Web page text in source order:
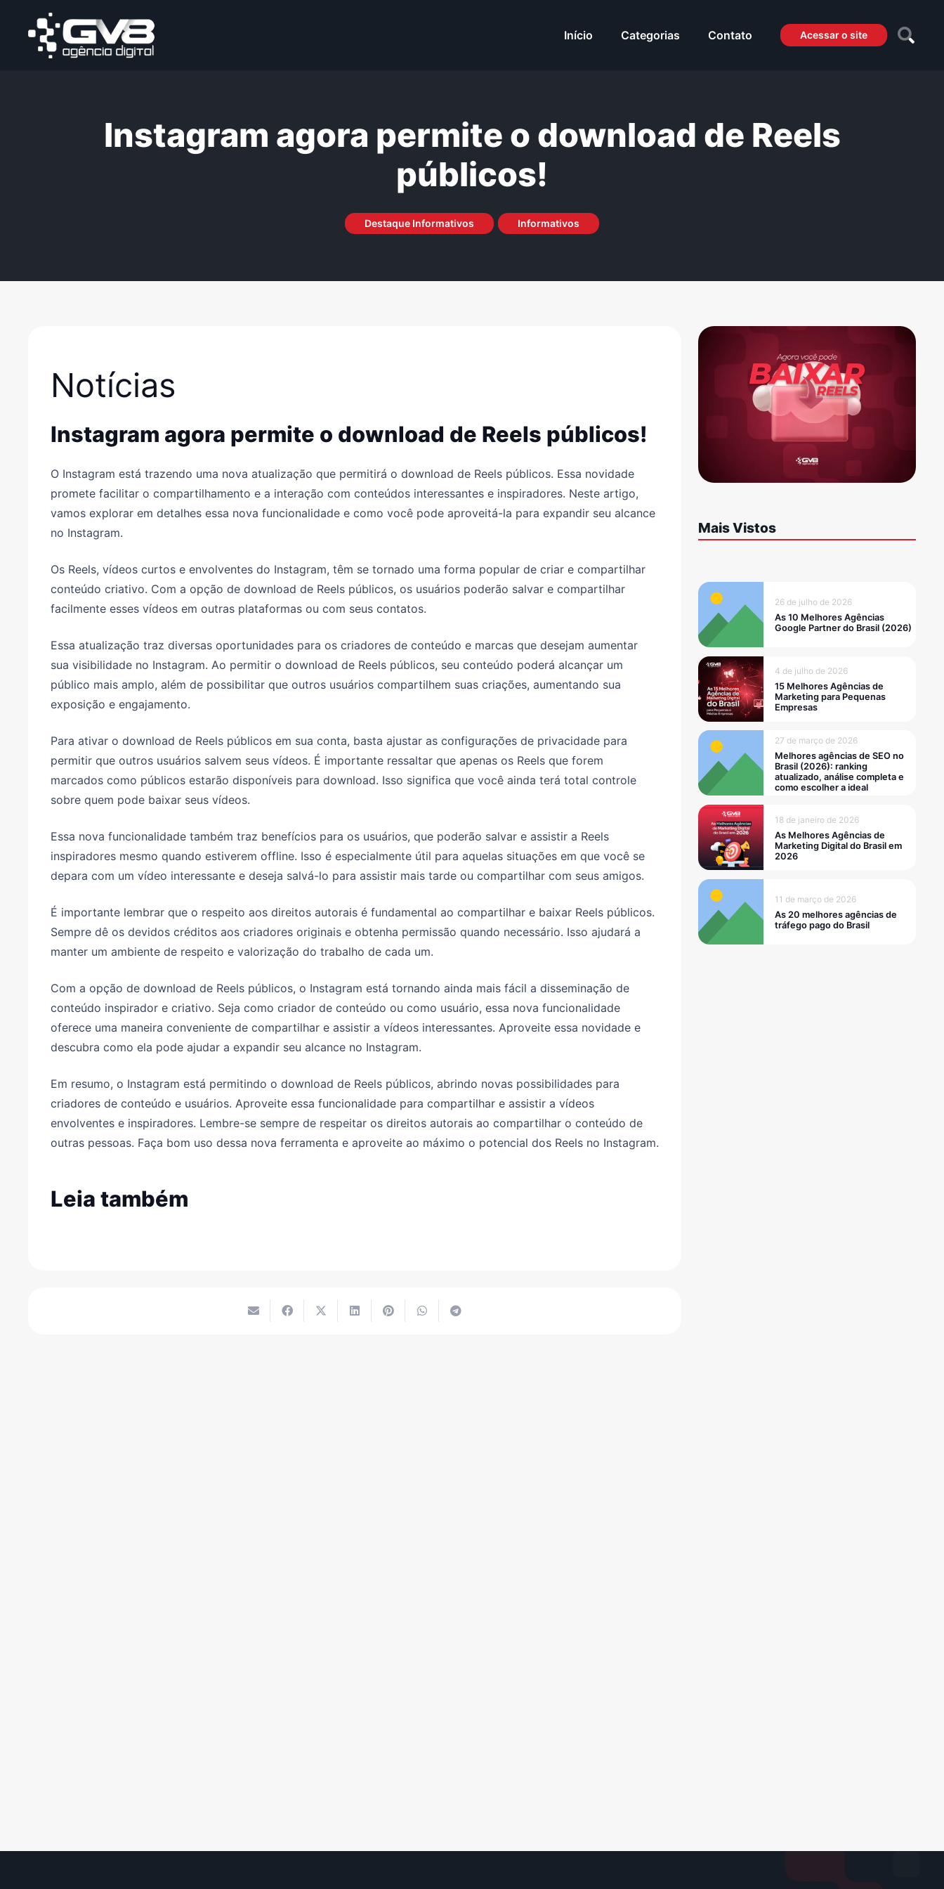
Início Categorias Contato Acessar o site
Instagram agora permite o download de Reels
públicos!
Destaque Informativos Informativos
Notícias
Instagram agora permite o download de Reels públicos!
O Instagram está trazendo uma nova atualização que permitirá o download de Reels públicos. Essa novidade
promete facilitar o compartilhamento e a interação com conteúdos interessantes e inspiradores. Neste artigo,
vamos explorar em detalhes essa nova funcionalidade e como você pode aproveitá-la para expandir seu alcance
no Instagram.
Os Reels, vídeos curtos e envolventes do Instagram, têm se tornado uma forma popular de criar e compartilhar
conteúdo criativo. Com a opção de download de Reels públicos, os usuários poderão salvar e compartilhar
facilmente esses vídeos em outras plataformas ou com seus contatos.
Essa atualização traz diversas oportunidades para os criadores de conteúdo e marcas que desejam aumentar
sua visibilidade no Instagram. Ao permitir o download de Reels públicos, seu conteúdo poderá alcançar um
público mais amplo, além de possibilitar que outros usuários compartilhem suas criações, aumentando sua
exposição e engajamento.
Para ativar o download de Reels públicos em sua conta, basta ajustar as configurações de privacidade para
permitir que outros usuários salvem seus vídeos. É importante ressaltar que apenas os Reels que forem
marcados como públicos estarão disponíveis para download. Isso significa que você ainda terá total controle
sobre quem pode baixar seus vídeos.
Essa nova funcionalidade também traz benefícios para os usuários, que poderão salvar e assistir a Reels
inspiradores mesmo quando estiverem offline. Isso é especialmente útil para aquelas situações em que você se
depara com um vídeo interessante e deseja salvá-lo para assistir mais tarde ou compartilhar com seus amigos.
É importante lembrar que o respeito aos direitos autorais é fundamental ao compartilhar e baixar Reels públicos.
Sempre dê os devidos créditos aos criadores originais e obtenha permissão quando necessário. Isso ajudará a
manter um ambiente de respeito e valorização do trabalho de cada um.
Com a opção de download de Reels públicos, o Instagram está tornando ainda mais fácil a disseminação de
conteúdo inspirador e criativo. Seja como criador de conteúdo ou como usuário, essa nova funcionalidade
oferece uma maneira conveniente de compartilhar e assistir a vídeos interessantes. Aproveite essa novidade e
descubra como ela pode ajudar a expandir seu alcance no Instagram.
Em resumo, o Instagram está permitindo o download de Reels públicos, abrindo novas possibilidades para
criadores de conteúdo e usuários. Aproveite essa funcionalidade para compartilhar e assistir a vídeos
envolventes e inspiradores. Lembre-se sempre de respeitar os direitos autorais ao compartilhar o conteúdo de
outras pessoas. Faça bom uso dessa nova ferramenta e aproveite ao máximo o potencial dos Reels no Instagram.
Leia também
Mais Vistos
26 de julho de 2026
As 10 Melhores Agências
Google Partner do Brasil (2026)
4 de julho de 2026
15 Melhores Agências de
Marketing para Pequenas
Empresas
27 de março de 2026
Melhores agências de SEO no
Brasil (2026): ranking
atualizado, análise completa e
como escolher a ideal
18 de janeiro de 2026
As Melhores Agências de
Marketing Digital do Brasil em
2026
11 de março de 2026
As 20 melhores agências de
tráfego pago do Brasil